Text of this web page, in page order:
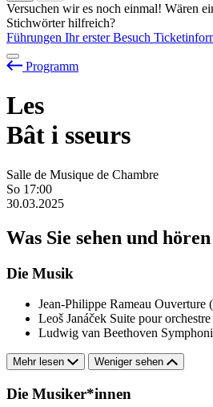
Versuchen wir es noch einmal! Wären
Stichwörter hilfreich?
Führungen Ihr erster Besuch
Programm
Les
Bât i sseurs
Salle de Musique de Chambre
So 17:00
30.03.2025
Was Sie sehen und
Die Musik
Jean-Philippe Rameau Ouverture
Leoš Janáček Suite pour orchestre
Ludwig van Beethoven
Mehr lesen Weniger sehen
Die Musiker*innen